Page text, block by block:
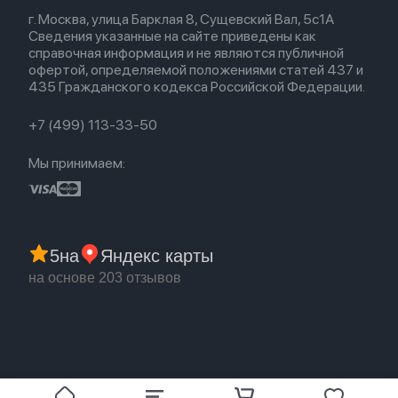
Airpods 2
Airpods (1-е)
Для Apple Watch
Политика конфиденциальности
Оплата и доставка
Партнерская программа
Гарантия
Обмен и возврат
Trade-in
Новые поступления
Популярное
Акции
г. Москва, улица Барклая 8, Сущевский Вал, 5с1А
Сведения указанные на сайте приведены как
справочная информация и не являются публичной
офертой, определяемой положениями статей 437 и
435 Гражданского кодекса Российской Федерации.
+7 (499) 113-33-50
Мы принимаем:
5на Яндекс карты
на основе 203 отзывов